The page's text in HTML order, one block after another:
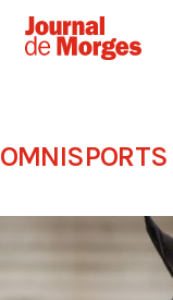
OMNISPORTS